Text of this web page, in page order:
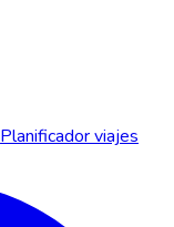
Planificador viajes